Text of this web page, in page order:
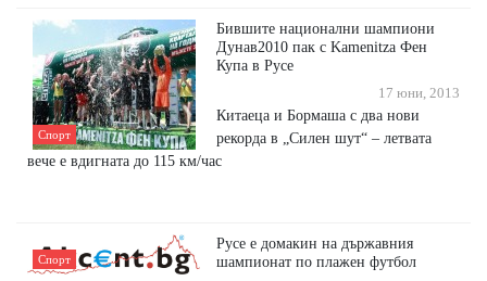
Спорт
Бившите национални шампиони
Дунав2010 пак с Kamenitza Фен
Купа в Русе
17 юни, 2013
Китаеца и Бормаша с два нови
рекорда в „Силен шут“ – летвата
вече е вдигната до 115 км/час
Спорт
Русе е домакин на държавния
шампионат по плажен футбол